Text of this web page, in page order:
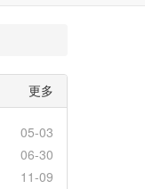
更多
05-03
06-30
11-09